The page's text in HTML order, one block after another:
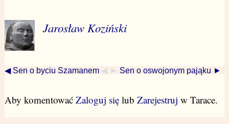
Jarosław Koziński
◀ Sen o byciu Szamanem ◀ ► Sen o oswojonym pająku ►
Aby komentować Zaloguj sięlub Zarejestruj w Tarace.